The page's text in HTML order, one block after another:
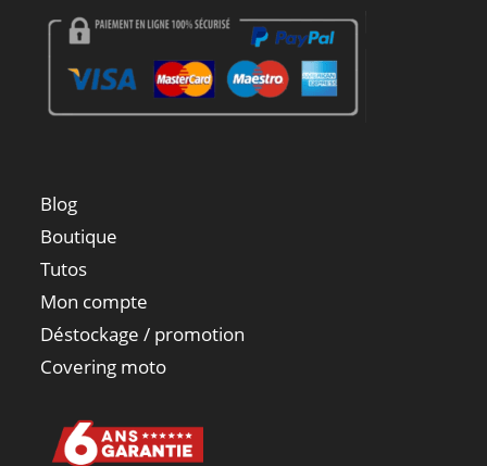
Blog
Boutique
Tutos
Mon compte
Déstockage / promotion
Covering moto